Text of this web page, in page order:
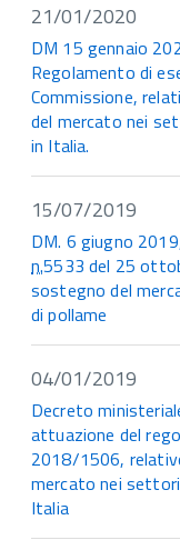
21/01/2020
DM 15 gennaio
Regolamento di
Commissione,
del mercato nei
in Italia.
15/07/2019
DM. 6 giugno
n.5533 del 25
sostegno del
di pollame
04/01/2019
Decreto
attuazione del
2018/1506,
mercato nei settori
Italia